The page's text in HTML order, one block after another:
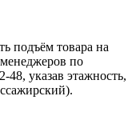
подъём товара на
по
48, указав этажность,